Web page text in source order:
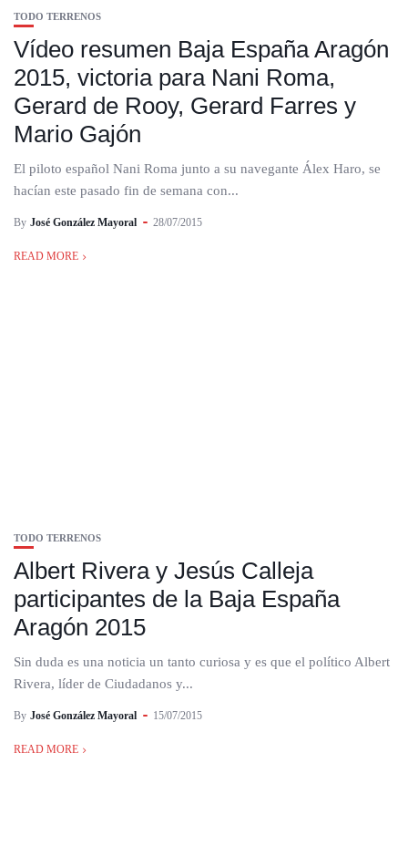
TODO TERRENOS
Vídeo resumen Baja España Aragón
2015, victoria para Nani Roma,
Gerard de Rooy, Gerard Farres y
Mario Gajón
El piloto español Nani Roma junto a su navegante Álex Haro, se
hacían este pasado fin de semana con...
By José González Mayoral 28/07/2015
READ MORE
TODO TERRENOS
Albert Rivera y Jesús Calleja
participantes de la Baja España
Aragón 2015
Sin duda es una noticia un tanto curiosa y es que el político Albert
Rivera, líder de Ciudadanos y...
By José González Mayoral 15/07/2015
READ MORE